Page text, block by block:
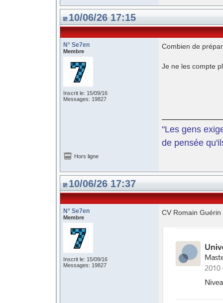
10/06/26 17:15
N° Se7en
Membre
Inscrit le: 15/09/16
Messages: 19827
Combien de
Je ne les compte
"Les gens
de pensée
Hors ligne
10/06/26 17:37
N° Se7en
Membre
Inscrit le: 15/09/16
Messages: 19827
CV Romain